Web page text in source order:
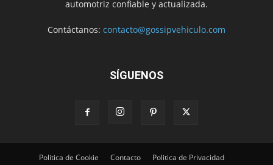
automotriz confiable y actualizada.
Contáctanos: contacto@gossipvehiculo.com
SÍGUENOS
Politica de Cookie Contacto
Politica de Privacidad